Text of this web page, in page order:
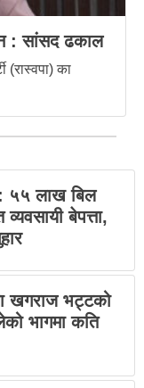
: सांसद ढकाल
(रास्वपा) का
५५ लाख बिल
व्यवसायी बेपत्ता,
खगराज भट्टको
भागमा कति